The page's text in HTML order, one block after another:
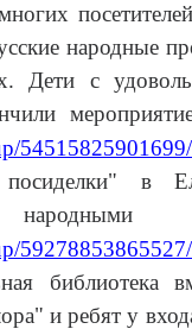
многих
народные
Дети с
в
библиотека
и ребят у